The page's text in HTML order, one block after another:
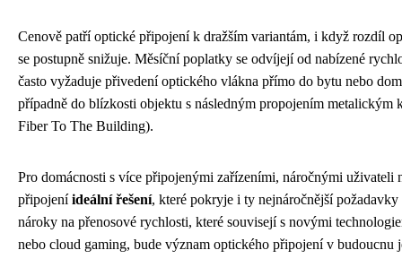
Cenově patří optické připojení k dražším variantám, i když rozdíl
se postupně snižuje. Měsíční poplatky se odvíjejí od nabízené
často vyžaduje přivedení optického vlákna přímo do bytu nebo
případně do blízkosti objektu s následným propojením metalickým
Fiber To The Building).
Pro domácnosti s více připojenými zařízeními, náročnými uživateli
připojení ideální řešení, které pokryje i ty nejnáročnější
nároky na přenosové rychlosti, které souvisejí s novými
nebo cloud gaming, bude význam optického připojení v budoucnu